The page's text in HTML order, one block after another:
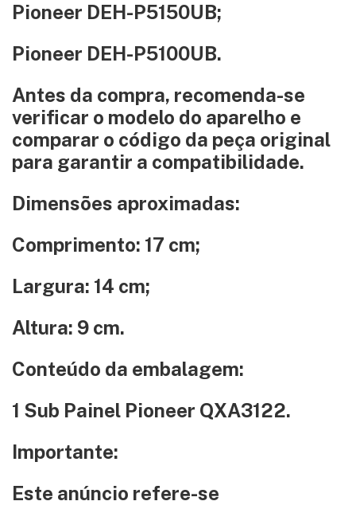
Pioneer DEH-P5150UB;
Pioneer DEH-P5100UB.
Antes da compra, recomenda-se
verificar o modelo do aparelho e
comparar o código da peça original
para garantir a compatibilidade.
Dimensões aproximadas:
Comprimento: 17 cm;
Largura: 14 cm;
Altura: 9 cm.
Conteúdo da embalagem:
1 Sub Painel Pioneer QXA3122.
Importante:
Este anúncio refere-se